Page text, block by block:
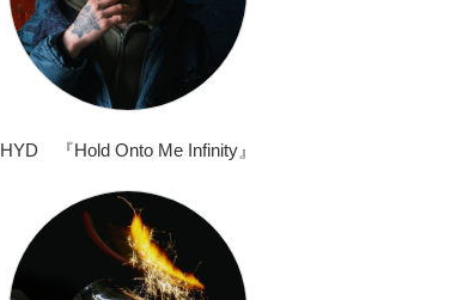
HYD 『Hold Onto Me Infinity』